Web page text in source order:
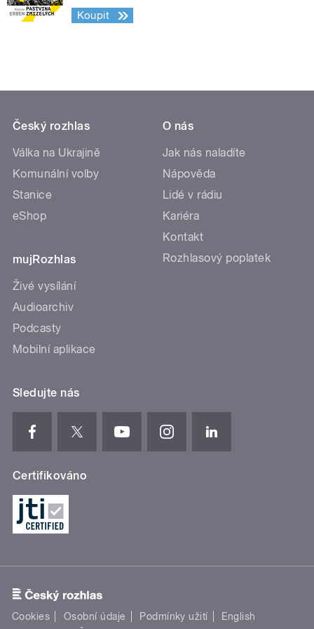
Koupit
Český rozhlas
Válka na Ukrajině
Komunální volby
Stanice
eShop
mujRozhlas
Živé vysílání
Audioarchiv
Podcasty
Mobilní aplikace
O nás
Jak nás naladíte
Nápověda
Lidé v rádiu
Kariéra
Kontakt
Rozhlasový poplatek
Sledujte nás
Certifikováno
Cookies Osobní údaje Podmínky užití
English